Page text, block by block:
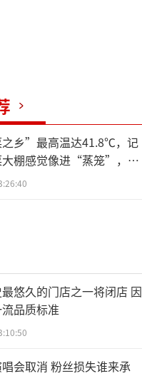
之乡”最高温达41.8℃，记
大棚感觉像进“蒸笼”，有
晨两点起来干活
悠久的门店之一将闭店 因
品质标准
会取消 粉丝损失谁来承